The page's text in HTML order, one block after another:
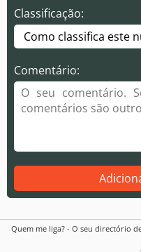
Classificação:
Comentário:
Quem me liga? - O seu directório